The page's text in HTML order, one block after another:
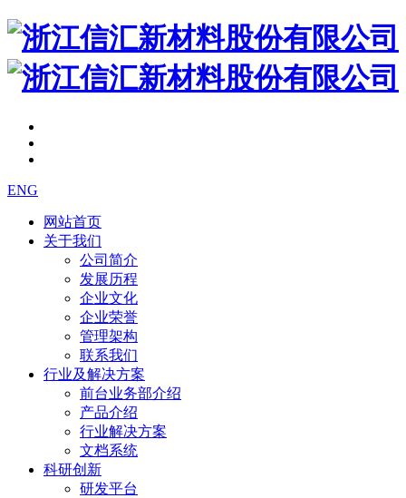
ENG
网站首页
关于我们
公司简介
发展历程
企业文化
企业荣誉
管理架构
联系我们
行业及解决方案
前台业务部介绍
产品介绍
行业解决方案
文档系统
科研创新
研发平台